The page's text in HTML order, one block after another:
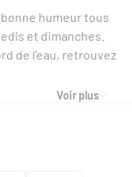
humeur tous
et dimanches.
de l'eau, retrouvez
Voir plus